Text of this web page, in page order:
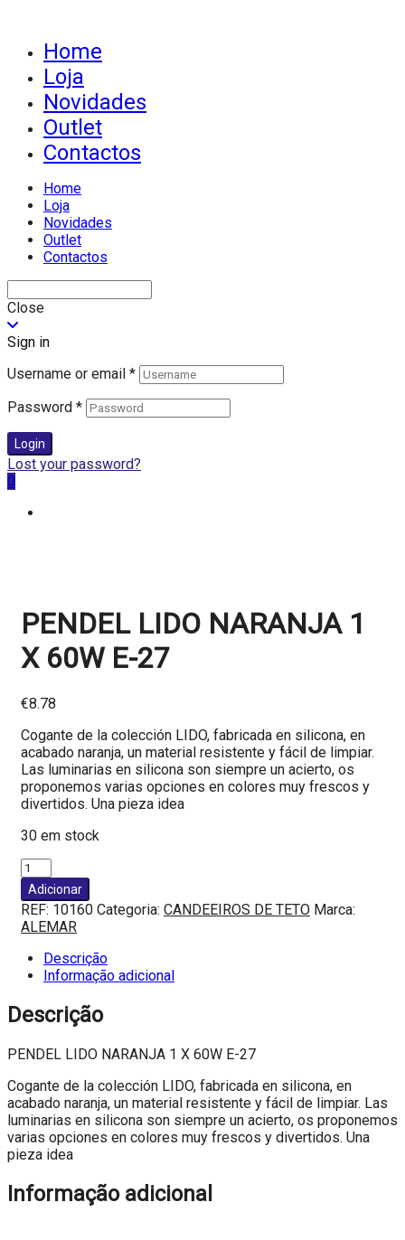
Home
Loja
Novidades
Outlet
Contactos
Home
Loja
Novidades
Outlet
Contactos
Close
Sign in
Username or email *
Password *
Login
Lost your password?
0
PENDEL LIDO NARANJA 1
X 60W E-27
€8.78
Cogante de la colección LIDO, fabricada en silicona, en
acabado naranja, un material resistente y fácil de limpiar.
Las luminarias en silicona son siempre un acierto, os
proponemos varias opciones en colores muy frescos y
divertidos. Una pieza idea
30 em stock
Quantidade
de
PENDEL
LIDO
NARANJA
X
60W
27
Adicionar
REF: 10160 Categoria: CANDEEIROS DE TETO Marca:
ALEMAR
Descrição
Informação adicional
Descrição
PENDEL LIDO NARANJA 1 X 60W E-27
Cogante de la colección LIDO, fabricada en silicona, en
acabado naranja, un material resistente y fácil de limpiar. Las
luminarias en silicona son siempre un acierto, os proponemos
varias opciones en colores muy frescos y divertidos. Una
pieza idea
Informação adicional